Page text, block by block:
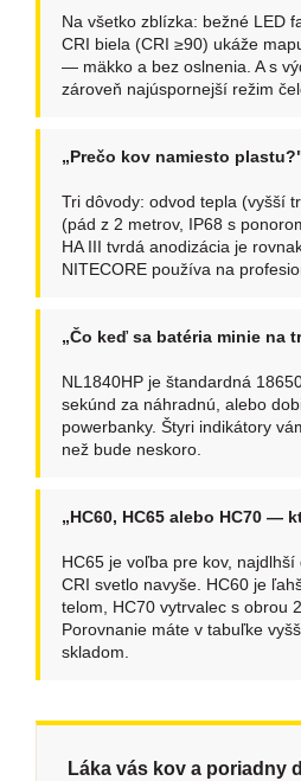
Na všetko zblízka: bežné LED
CRI biela (CRI ≥90) ukáže
— mäkko a bez oslnenia. A s
zároveň najúspornejší režim
„Prečo kov namiesto
Tri dôvody: odvod tepla (vyšší
(pád z 2 metrov, IP68 s
HA III tvrdá anodizácia je
NITECORE používa na
„Čo keď sa batéria minie na
NL1840HP je štandardná
sekúnd za náhradnú, alebo
powerbanky. Štyri indikátory
než bude neskoro.
„HC60, HC65 alebo HC70 —
HC65 je voľba pre kov,
CRI svetlo navyše. HC60 je
telom, HC70 vytrvalec s obrou
Porovnanie máte v tabuľke
skladom.
Láka vás kov a poriadny